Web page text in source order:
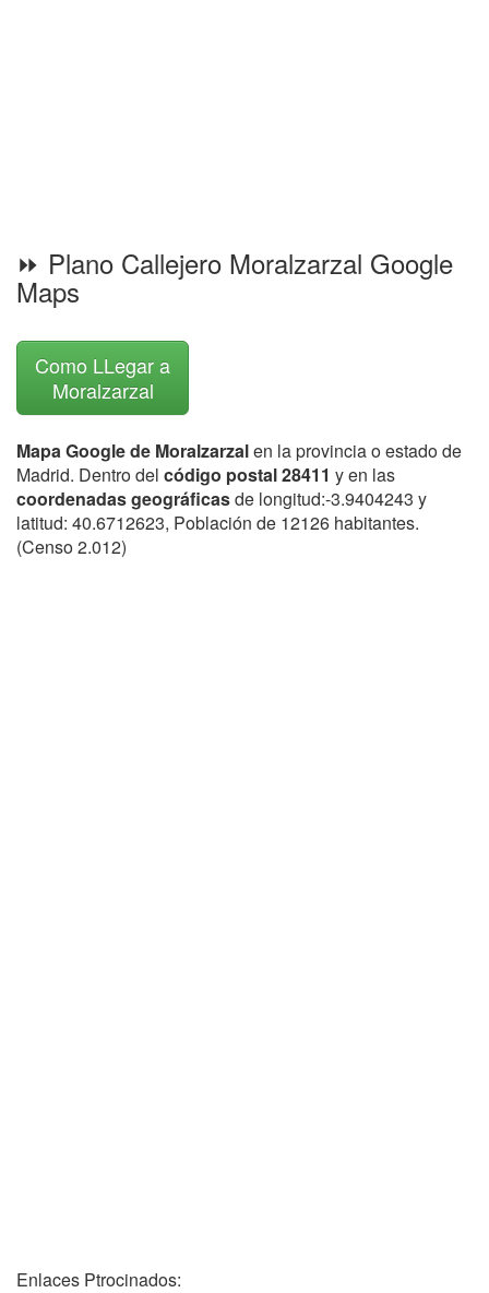
⏩ Plano Callejero Moralzarzal Google
Maps
Como LLegar a
Moralzarzal
Mapa Google de Moralzarzalen la provincia o estado de
Madrid. Dentro del código postal 28411 y en las
coordenadas geográficasde longitud:-3.9404243 y
latitud: 40.6712623, Población de 12126 habitantes.
(Censo 2.012)
Enlaces Ptrocinados: